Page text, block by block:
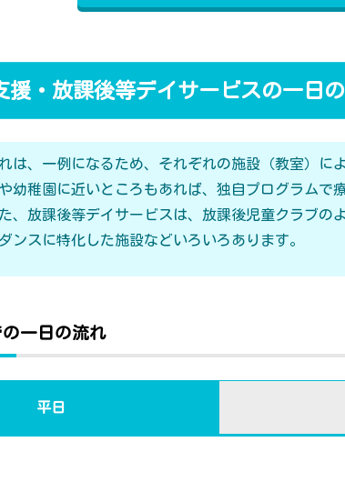
援・放課後等デイサービスの一日
は、一例になるため、それぞれの施設（教室）に
幼稚園に近いところもあれば、独自プログラムで
、放課後等デイサービスは、放課後児童クラブの
ンスに特化した施設などいろいろあります。
一日の流れ
平日